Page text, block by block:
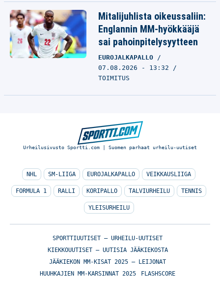
Mitalijuhlista oikeussaliin:
Englannin MM-hyökkääjä
sai pahoinpitelysyytteen
EUROJALKAPALLO
07.08.2026 - 13:32
TOIMITUS
Urheilusivusto Sportti.com | Suomen parhaat urheilu-uutiset
NHL SM-LIIGA EUROJALKAPALLO VEIKKAUSLIIGA
FORMULA 1 RALLI KORIPALLO TALVIURHEILU TENNIS
YLEISURHEILU
SPORTTIUUTISET – URHEILU-UUTISET
KIEKKOUUTISET – UUTISIA JÄÄKIEKOSTA
JÄÄKIEKON MM-KISAT 2025 – LEIJONAT
HUUHKAJIEN MM-KARSINNAT 2025
FLASHSCORE